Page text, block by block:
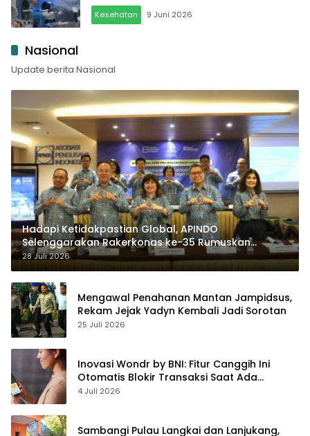
Kesehatan 9 Juni 2026
Nasional
Update berita Nasional
Hadapi Ketidakpastian Global, APINDO
Selenggarakan Rakerkonas ke-35 Rumuskan
Agenda Ketahanan Ekonomi Nasional
28 Juli 2026
Mengawal Penahanan Mantan Jampidsus,
Rekam Jejak Yadyn Kembali Jadi Sorotan
25 Juli 2026
Inovasi Wondr by BNI: Fitur Canggih Ini
Otomatis Blokir Transaksi Saat Ada
Telepon Masuk
4 Juli 2026
Sambangi Pulau Langkai dan Lanjukang,